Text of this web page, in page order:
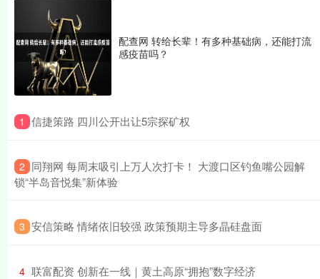
配查网 转给长辈！有多种基础病，还能打流
感疫苗吗？
1 ​信捷策路 四川公开出让5宗探矿权
2 ​同翔网 每周末吸引上万人次打卡！ 大渡口区钓鱼嘴公园解
锁“半岛音悦集”新体验
3 ​安信策略 情绪依旧较强 政策预期主导多晶硅盘面
4 ​联富配资 创新在一线｜黄土高原“拥抱”数字经济